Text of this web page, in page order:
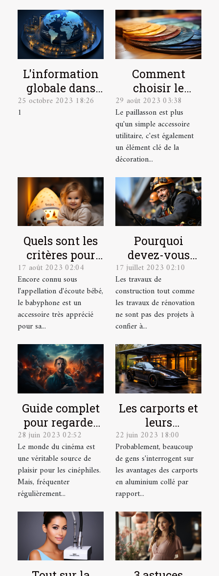
L'information
globale dans
une seule
25 octobre 2023 18:26
1
Comment
choisir le
paillasson sur
mesure parfait
pour votre
intérieur et
extérieur
29 août 2023 03:38
Le paillasson est plus
qu'un simple accessoire
utilitaire, c'est également
un élément clé de la
décoration...
Quels sont les
critères pour
choisir le
meilleur
babyphone
vidéo ?
17 août 2023 02:04
Encore connu sous
l'appellation d'écoute bébé,
le babyphone est un
accessoire très apprécié
pour sa...
Pourquoi
devez-vous
faire appel à
des cordistes
pour vos
travaux en
hauteur ?
17 juillet 2023 02:10
Les travaux de
construction tout comme
les travaux de rénovation
ne sont pas des projets à
confier à...
Guide complet
pour regarder
des films
gratuitement
en ligne
28 juin 2023 02:52
Le monde du cinéma est
une véritable source de
plaisir pour les cinéphiles.
Mais, fréquenter
régulièrement...
Les carports et
leurs
avantages
22 juin 2023 18:00
Probablement, beaucoup
de gens s'interrogent sur
les avantages des carports
en aluminium collé par
rapport...